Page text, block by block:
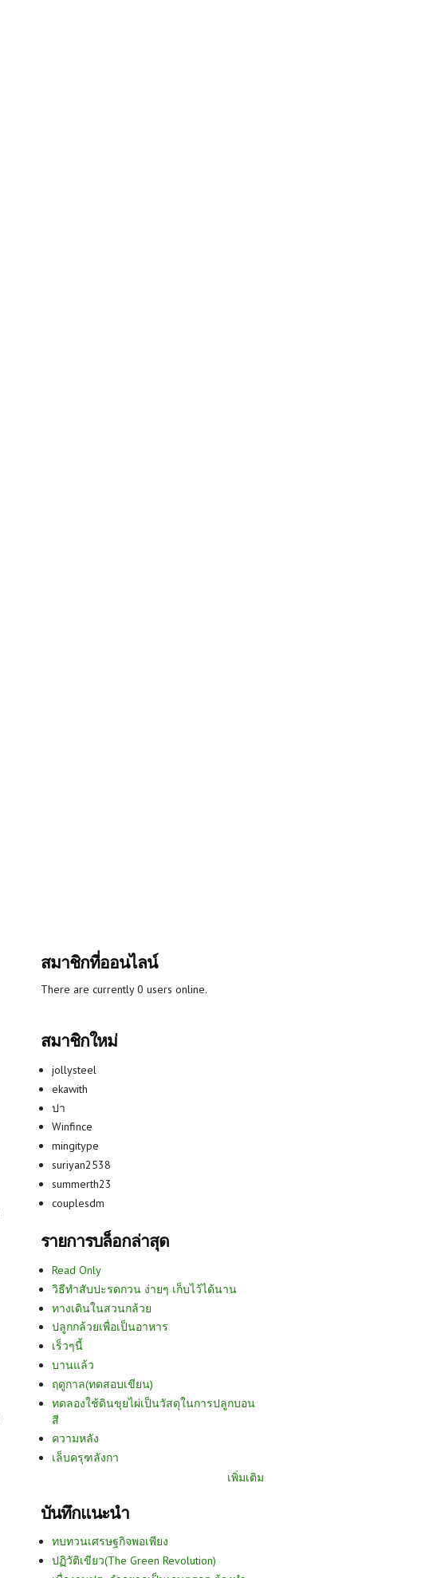
สมาชิกที่ออนไลน์
There are currently 0 users online.
สมาชิกใหม่
jollysteel
ekawith
ปา
Winfince
mingitype
suriyan2538
summerth23
couplesdm
รายการบล็อกล่าสุด
Read Only
วิธีทำสับปะรดกวน ง่ายๆ เก็บไว้ได้นาน
ทางเดินในสวนกล้วย
ปลูกกล้วยเพื่อเป็นอาหาร
เร็วๆนี้
บานแล้ว
ฤดูกาล(ทดสอบเขียน)
ทดลองใช้ดินขุยไผ่เป็นวัสดุในการปลูกบอน
สี
ความหลัง
เล็บครุฑลังกา
เพิ่มเติม
บันทึกแนะนำ
ทบทวนเศรษฐกิจพอเพียง
ปฏิวัติเขียว(The Green Revolution)